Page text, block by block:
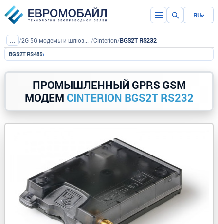
RU
... / 2G 5G модемы и шлюзы IoT /Cinterion/BGS2T RS232
BGS2T RS485›
ПРОМЫШЛЕННЫЙ GPRS GSM
МОДЕМ CINTERION BGS2T RS232